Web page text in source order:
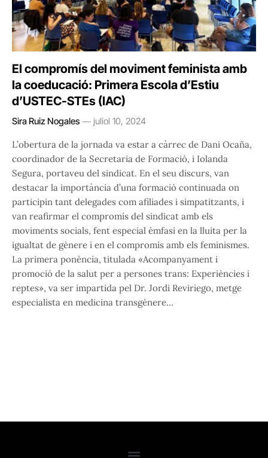
El compromís del moviment feminista amb
la coeducació: Primera Escola d’Estiu
d’USTEC-STEs (IAC)
Sira Ruiz Nogales juliol 10, 2024
L’obertura de la jornada va estar a càrrec de Dani Ocaña,
coordinador de la Secretaria de Formació, i Iolanda
Segura, portaveu del sindicat. En el seu discurs, van
destacar la importància d’una formació continuada on
participin tant delegades com afiliades i simpatitzants, i
van reafirmar el compromís del sindicat amb els
moviments socials, fent especial èmfasi en la lluita per la
igualtat de gènere i en el compromís amb els feminismes.
La primera ponència, titulada «Acompanyament i
promoció de la salut per a persones trans: Experiències i
reptes», va ser impartida pel Dr. Jordi Reviriego, metge
especialista en medicina transgènere…